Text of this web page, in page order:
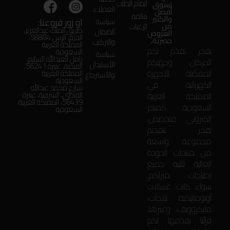
تسوق
أفضل
والكثير
من
العروض
حصرية.
بفخر نقدّم لكم
الحركان: وجهتكم
المفضّلة للأجهزة
الكهربائية في
المملكة العربية
السعودية. كمتجر
إلكتروني متخصص،
نفخر بتقديم
مجموعة واسعة
من منتجات الجودة
العالية لتلبية جميع
احتياجات منزلكم.
سواء كانت غسالات
أوتوماتيكية، ثلاجات،
مايكروويف، وغيرها،
فإنّنا نقدّمها لكم
اتمام الطلب
قائمة
الرغبات
العملاء
سياسة
الضمان
والتركيب
سياسة
الأستبدال
والأسترجاع
او زور فروعنا:
طريق الملك عبدالعزيز،
الحزم، الرس 58884،
المملكة العربية
السعودية
زامل العبدالله السليم،
الفيضة، عنيزة 56241،
المملكة العربية
السعودية
شارع محمد عبدالله
القاضي، الشرقية، عنيزة
56439، المملكة العربية
السعودية